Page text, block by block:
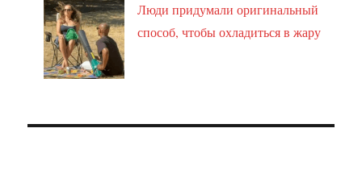
Люди придумали оригинальный
способ, чтобы охладиться в жару